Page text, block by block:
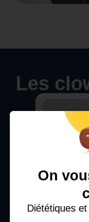
On
Diététiques
Les